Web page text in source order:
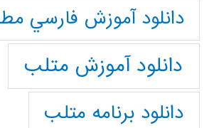
دانلود آموزش فارسي
دانلود آموزش متلب
دانلود برنامه متلب